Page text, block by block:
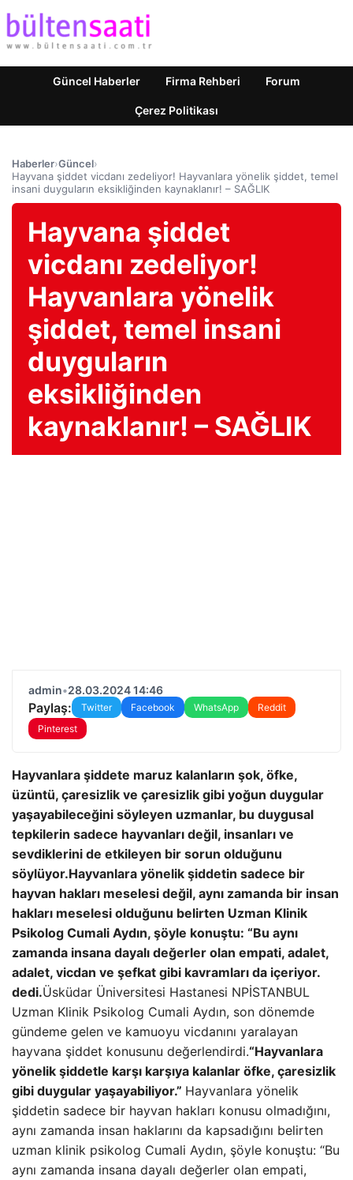
Güncel Haberler Firma Rehberi Forum
Çerez Politikası
Haberler›Güncel›
Hayvana şiddet vicdanı zedeliyor! Hayvanlara yönelik şiddet, temel
insani duyguların eksikliğinden kaynaklanır! – SAĞLIK
Hayvana şiddet
vicdanı zedeliyor!
Hayvanlara yönelik
şiddet, temel insani
duyguların
eksikliğinden
kaynaklanır! – SAĞLIK
admin•28.03.2024 14:46
Paylaş: Twitter Facebook WhatsApp
Reddit
Pinterest
Hayvanlara şiddete maruz kalanların şok, öfke,
üzüntü, çaresizlik ve çaresizlik gibi yoğun duygular
yaşayabileceğini söyleyen uzmanlar, bu duygusal
tepkilerin sadece hayvanları değil, insanları ve
sevdiklerini de etkileyen bir sorun olduğunu
söylüyor.Hayvanlara yönelik şiddetin sadece bir
hayvan hakları meselesi değil, aynı zamanda bir insan
hakları meselesi olduğunu belirten Uzman Klinik
Psikolog Cumali Aydın, şöyle konuştu: “Bu aynı
zamanda insana dayalı değerler olan empati, adalet,
adalet, vicdan ve şefkat gibi kavramları da içeriyor.
dedi.Üsküdar Üniversitesi Hastanesi NPİSTANBUL
Uzman Klinik Psikolog Cumali Aydın, son dönemde
gündeme gelen ve kamuoyu vicdanını yaralayan
hayvana şiddet konusunu değerlendirdi.“Hayvanlara
yönelik şiddetle karşı karşıya kalanlar öfke, çaresizlik
gibi duygular yaşayabiliyor.” Hayvanlara yönelik
şiddetin sadece bir hayvan hakları konusu olmadığını,
aynı zamanda insan haklarını da kapsadığını belirten
uzman klinik psikolog Cumali Aydın, şöyle konuştu: “Bu
aynı zamanda insana dayalı değerler olan empati,